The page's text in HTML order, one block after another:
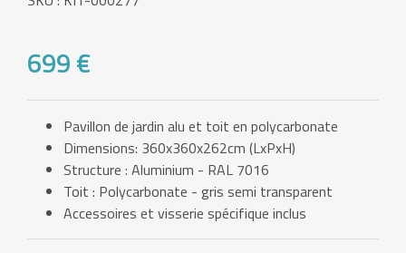
699 €
Pavillon de jardin alu et toit en polycarbonate
Dimensions: 360x360x262cm (LxPxH)
Structure : Aluminium - RAL 7016
Toit : Polycarbonate - gris semi transparent
Accessoires et visserie spécifique inclus